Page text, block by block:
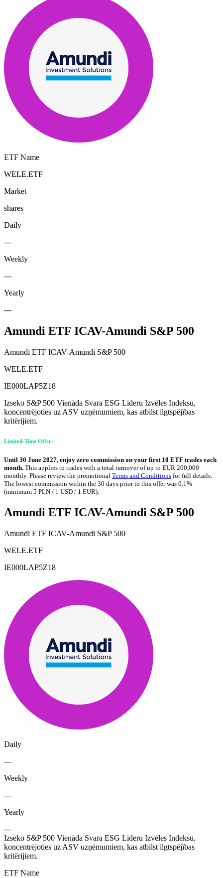
ETF Name
WELE.ETF
Market
shares
Daily
---
Weekly
---
Yearly
---
Amundi ETF ICAV-Amundi S&P 500
Amundi ETF ICAV-Amundi S&P 500
WELE.ETF
IE000LAP5Z18
Izseko S&P 500 Vienāda Svara ESG Līderu Izvēles Indeksu,
koncentrējoties uz ASV uzņēmumiem, kas atbilst ilgtspējības
kritērijiem.
Limited-Time Offer:
Until 30 June 2027, enjoy zero commission on your first 10 ETF trades each
month. This applies to trades with a total turnover of up to EUR 200,000
monthly. Please review the promotional Terms and Conditions for full details.
The lowest commission within the 30 days prior to this offer was 0.1%
(minimum 5 PLN / 1 USD / 1 EUR).
Amundi ETF ICAV-Amundi S&P 500
Amundi ETF ICAV-Amundi S&P 500
WELE.ETF
IE000LAP5Z18
Daily
---
Weekly
---
Yearly
---
Izseko S&P 500 Vienāda Svara ESG Līderu Izvēles Indeksu,
koncentrējoties uz ASV uzņēmumiem, kas atbilst ilgtspējības
kritērijiem.
ETF Name